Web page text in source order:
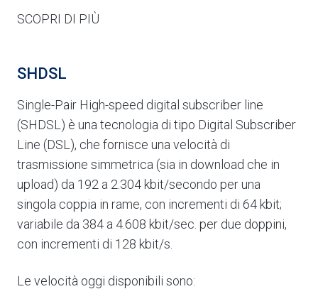
SCOPRI DI PIÙ
SHDSL
Single-Pair High-speed digital subscriber line
(SHDSL) è una tecnologia di tipo Digital Subscriber
Line (DSL), che fornisce una velocità di
trasmissione simmetrica (sia in download che in
upload) da 192 a 2.304 kbit/secondo per una
singola coppia in rame, con incrementi di 64 kbit;
variabile da 384 a 4.608 kbit/sec. per due doppini,
con incrementi di 128 kbit/s.
Le velocità oggi disponibili sono: